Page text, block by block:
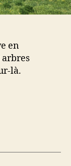
en
là.